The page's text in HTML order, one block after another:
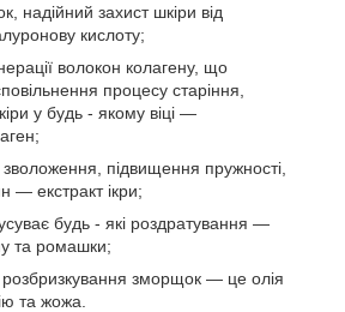
надійний захист шкіри від
кислоту;
волокон колагену, що
процесу старіння,
у будь - якому віці —
підвищення пружності,
— екстракт ікри;
будь - які роздратування —
та ромашки;
розбризкування зморщок — це олія
та жожа.